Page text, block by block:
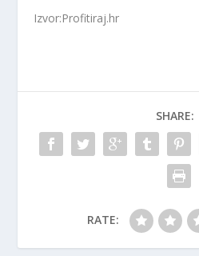
Izvor:Profitiraj.hr
SHARE:
RATE: